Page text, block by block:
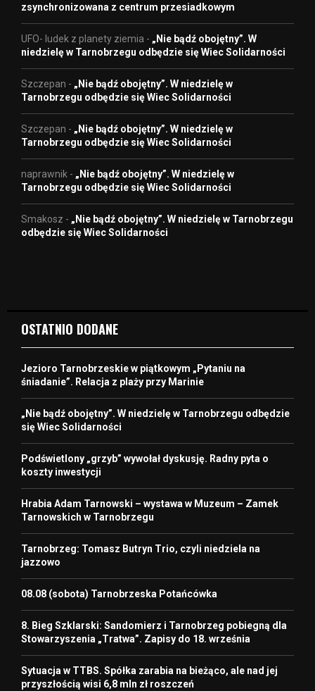
zsynchronizowana z centrum przesiadkowym
UFO- ludek z planety ziemia - „Nie bądź obojętny”. W
niedzielę w Tarnobrzegu odbędzie się Wiec Solidarności
Szczepan - „Nie bądź obojętny”. W niedzielę w
Tarnobrzegu odbędzie się Wiec Solidarności
Szczepan - „Nie bądź obojętny”. W niedzielę w
Tarnobrzegu odbędzie się Wiec Solidarności
naprawnik - „Nie bądź obojętny”. W niedzielę w
Tarnobrzegu odbędzie się Wiec Solidarności
Smakosz - „Nie bądź obojętny”. W niedzielę w Tarnobrzegu
odbędzie się Wiec Solidarności
OSTATNIO DODANE
Jezioro Tarnobrzeskie w piątkowym „Pytaniu na
śniadanie”. Relacja z plaży przy Marinie
„Nie bądź obojętny”. W niedzielę w Tarnobrzegu odbędzie
się Wiec Solidarności
Podświetlony „grzyb” wywołał dyskusję. Radny pyta o
koszty inwestycji
Hrabia Adam Tarnowski – wystawa w Muzeum – Zamek
Tarnowskich w Tarnobrzegu
Tarnobrzeg: Tomasz Butryn Trio, czyli niedziela na
jazzowo
08.08 (sobota) Tarnobrzeska Potańcówka
8. Bieg Szklarski: Sandomierz i Tarnobrzeg pobiegną dla
Stowarzyszenia „Tratwa”. Zapisy do 18. września
Sytuacja w TTBS. Spółka zarabia na bieżąco, ale nad jej
przyszłością wisi 6,8 mln zł roszczeń